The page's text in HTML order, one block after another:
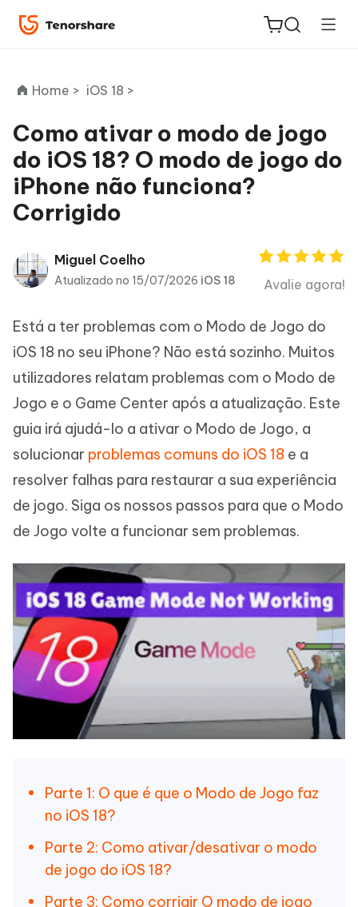
ReiBoot
for iOS
PDNob
Editor
Home > iOS 18 >
Como ativar o modo de jogo
do iOS 18? O modo de jogo do
iPhone não funciona?
Corrigido
Miguel Coelho
Atualizado no 15/07/2026 iOS 18 Avalie agora!
Está a ter problemas com o Modo de Jogo do
iOS 18 no seu iPhone? Não está sozinho. Muitos
utilizadores relatam problemas com o Modo de
Jogo e o Game Center após a atualização. Este
guia irá ajudá-lo a ativar o Modo de Jogo, a
solucionar problemas comuns do iOS 18 e a
resolver falhas para restaurar a sua experiência
de jogo. Siga os nossos passos para que o Modo
de Jogo volte a funcionar sem problemas.
Parte 1: O que é que o Modo de Jogo faz
no iOS 18?
Parte 2: Como ativar/desativar o modo
de jogo do iOS 18?
Parte 3: Como corrigir O modo de jogo